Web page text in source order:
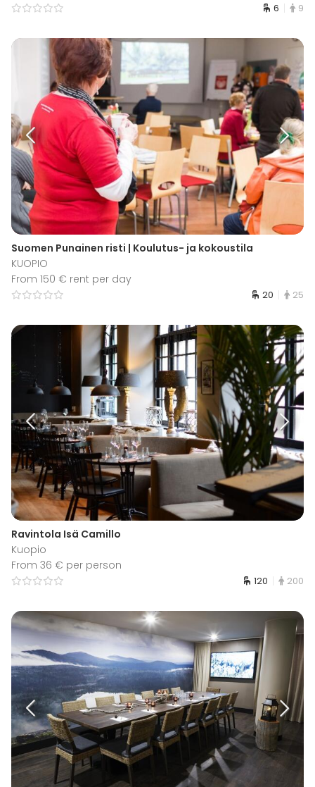
6 9
Suomen Punainen risti | Koulutus- ja kokoustila
KUOPIO
From 150 € rent per day
20 25
Ravintola Isä Camillo
Kuopio
From 36 € per person
120 200